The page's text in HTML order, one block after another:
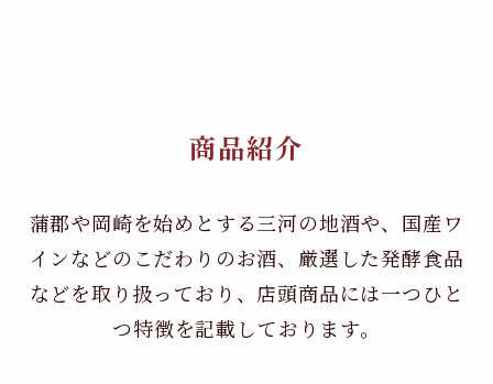
商品紹介
蒲郡や岡崎を始めとする三河の地酒や、国産ワ
インなどのこだわりのお酒、 厳選した発酵食品
などを取り扱っており、店頭商品には一つひと
つ特徴を記載しております。